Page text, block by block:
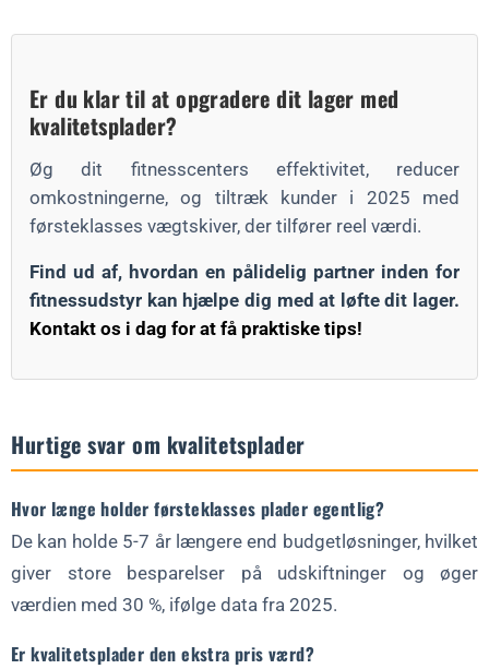
Er du klar til at opgradere dit lager med
kvalitetsplader?
Øg dit fitnesscenters effektivitet, reducer
omkostningerne, og tiltræk kunder i 2025 med
førsteklasses vægtskiver, der tilfører reel værdi.
Find ud af, hvordan en pålidelig partner inden for
fitnessudstyr kan hjælpe dig med at løfte dit lager.
Kontakt os i dag for at få praktiske tips!
Hurtige svar om kvalitetsplader
Hvor længe holder førsteklasses plader egentlig?
De kan holde 5-7 år længere end budgetløsninger, hvilket
giver store besparelser på udskiftninger og øger
værdien med 30 %, ifølge data fra 2025.
Er kvalitetsplader den ekstra pris værd?